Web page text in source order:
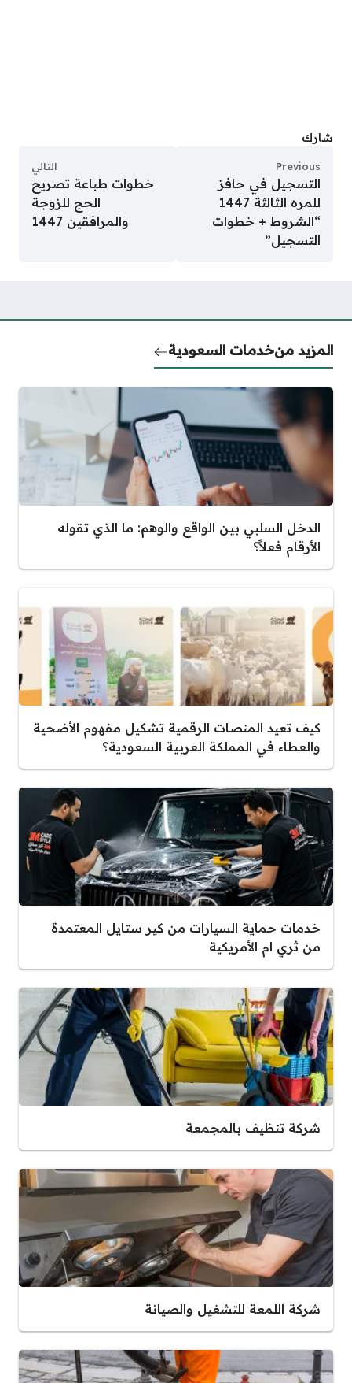
شارك
Previous
التسجيل في حافز
للمره الثالثة 1447
“الشروط + خطوات
التسجيل”
التالي
خطوات طباعة تصريح
الحج للزوجة
والمرافقين 1447
المزيد منخدمات السعودية
الدخل السلبي بين الواقع والوهم: ما الذي تقوله
الأرقام فعلاً؟
كيف تعيد المنصات الرقمية تشكيل مفهوم الأضحية
والعطاء في المملكة العربية السعودية؟
خدمات حماية السيارات من كير ستايل المعتمدة
من ثري ام الأمريكية
شركة تنظيف بالمجمعة
شركة اللمعة للتشغيل والصيانة